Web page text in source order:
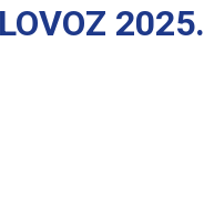
2025.